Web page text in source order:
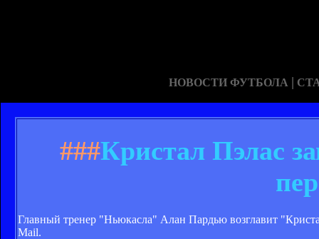
НОВОСТИ ФУТБОЛА |
###Кристал Пэлас
Главный тренер "Ньюкасла" Алан Пардью возглавит
Mail.